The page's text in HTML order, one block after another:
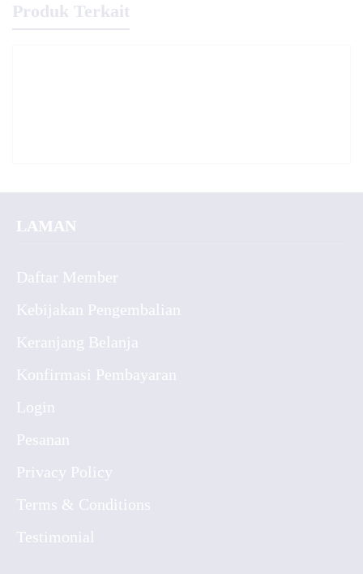
Produk Terkait
LAMAN
Daftar Member
Kebijakan Pengembalian
Keranjang Belanja
Konfirmasi Pembayaran
Login
Pesanan
Privacy Policy
Terms & Conditions
Testimonial